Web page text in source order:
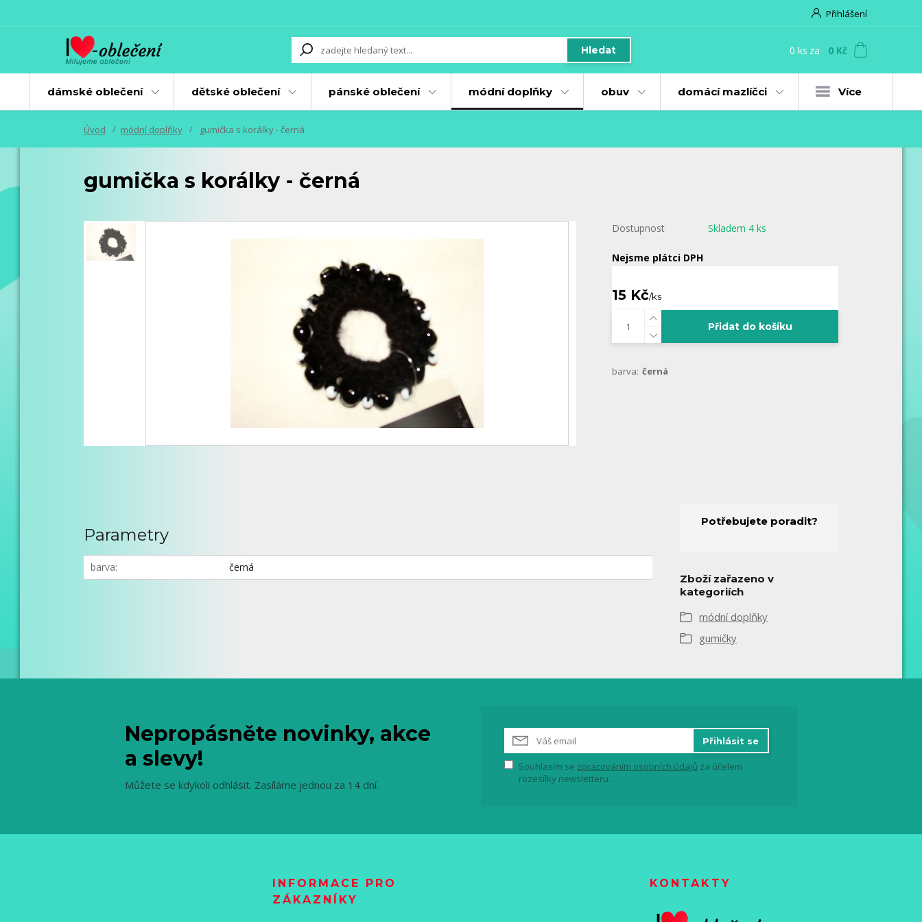
Přihlášení
Hledat 0 ks za 0 Kč
dámské oblečení dětské oblečení pánské oblečení módní doplňky obuv domácí mazlíčci Více
Úvod módní doplňky gumička s korálky - černá
gumička s korálky - černá
Dostupnost Skladem 4 ks
Nejsme plátci DPH
15 Kč/ks
Přidat do košíku
barva: černá
Parametry
barva černá
Potřebujete poradit?
Zboží zařazeno v
kategoriích
módní doplňky
gumičky
Nepropásněte novinky, akce
a slevy!
Můžete se kdykoli odhlásit. Zasíláme jednou za 14 dní.
Přihlásit se
Souhlasím se zpracováním osobních údajů za účelem
rozesílky newsletteru.
INFORMACE PRO
ZÁKAZNÍKY
KONTAKTY